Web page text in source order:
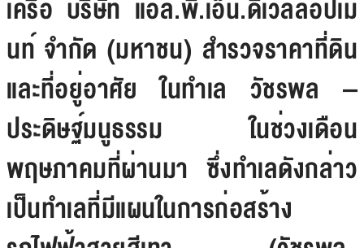
เครือ บริษัท แอล.พี.เอ็น.ดีเวลลอปเม
นท์ จำกัด (มหาชน) สำรวจราคาที่ดิน
และที่อยู่อาศัย ในทำเล วัชรพล –
ประดิษฐ์มนูธรรม ในช่วงเดือน
พฤษภาคมที่ผ่านมา ซึ่งทำเลดังกล่าว
เป็นทำเลที่มีแผนในการก่อสร้าง